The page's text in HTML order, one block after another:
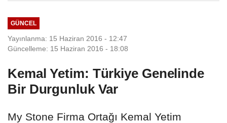
GÜNCEL
Yayınlanma: 15 Haziran 2016 - 12:47
Güncelleme: 15 Haziran 2016 - 18:08
Kemal Yetim: Türkiye Genelinde
Bir Durgunluk Var
My Stone Firma Ortağı Kemal Yetim